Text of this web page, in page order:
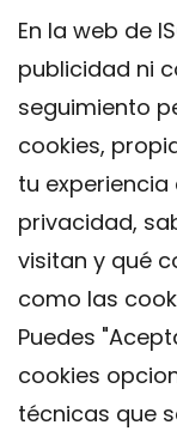
En la web de
publicidad ni
seguimiento
cookies,
tu
privacidad,
visitan y qué
como las
Puedes
cookies
técnicas que
Contacto